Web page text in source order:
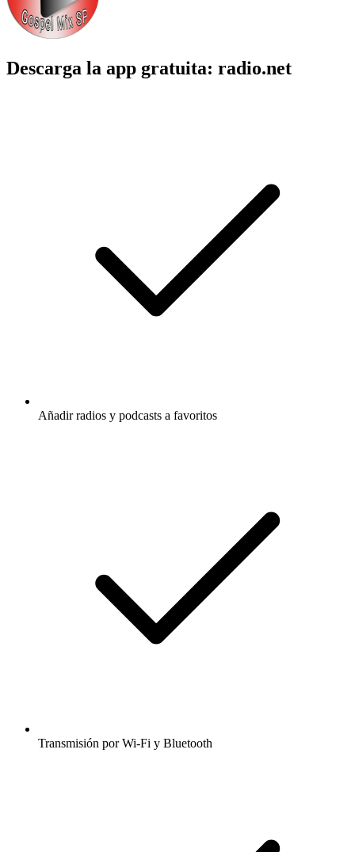
Descarga la app gratuita: radio.net
Añadir radios y podcasts a favoritos
Transmisión por Wi-Fi y Bluetooth